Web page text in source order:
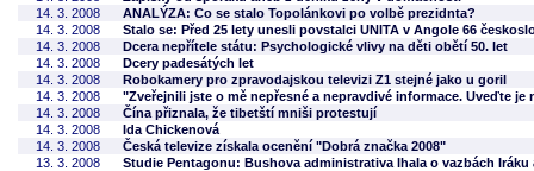
14. 3. 2008
ANALÝZA: Co se stalo Topolánkovi po volbě prezidnta?
14. 3. 2008
Stalo se: Před 25 lety unesli povstalci UNITA v Angole 66
14. 3. 2008
Dcera nepřítele státu: Psychologické vlivy na děti obětí 50. let
14. 3. 2008
Dcery padesátých let
14. 3. 2008
Robokamery pro zpravodajskou televizi Z1 stejné jako u goril
14. 3. 2008
"Zveřejnili jste o mě nepřesné a nepravdivé informace. Uveďte je
14. 3. 2008
Čína přiznala, že tibetští mniši protestují
14. 3. 2008
Ida Chickenová
14. 3. 2008
Česká televize získala ocenění "Dobrá značka 2008"
13. 3. 2008
Studie Pentagonu: Bushova administrativa lhala o vazbách Iráku